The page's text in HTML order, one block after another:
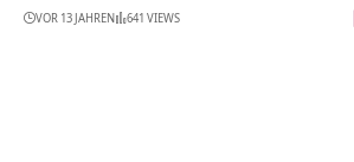
VOR 13 JAHREN 641 VIEWS